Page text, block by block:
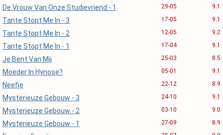
De Vrouw Van Onze Studievriend - 1 29-05 9.1
Tante Stopt Me In - 3 17-05 9.1
Tante Stopt Me In - 2 12-05 9.2
Tante Stopt Me In - 1 17-04 9.1
Je Bent Van Mij 25-03 8.5
Moeder In Hynose? 05-01 9.1
Neefje 22-12 8.9
Mysterieuze Gebouw - 3 24-10 9.1
Mysterieuze Gebouw - 2 03-10 9.0
Mysterieuze Gebouw - 1 27-09 8.9